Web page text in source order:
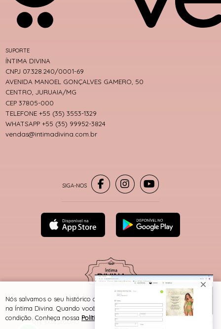
SITE 100% SEGURO PLATAFORMA B2B
SUPORTE
ÍNTIMA DIVINA
CNPJ 07.328.240/0001-69
AVENIDA MANOEL GONÇALVES GAMERO, 50
CENTRO, JURUAIA/MG
CEP 37805-000
TELEFONE +55 (35) 3553-1329
WHATSAPP +55 (35) 99952-3824
vendas@intimadivina.com.br
® TODOS DIREITOS RESERVADOS
Nós salvamos o seu histórico de uso pra oferecer a melhor experiência
na Íntima Divina. Quando você navega no nosso site, aceita esta
condição. Conheça nossa Política de Cookies e Privacidade.